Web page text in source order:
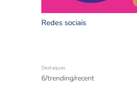
Redes sociais
Destaques
6/trending/recent